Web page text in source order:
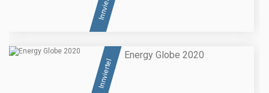
Innviertel
Energy Globe 2020